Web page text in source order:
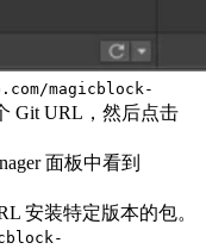
magicblock-
Git URL，然后点击
面板中看到
安装特定版本的包。